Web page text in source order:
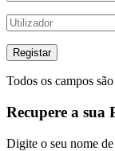
Todos os campos
Recupere a sua
Digite o seu nome